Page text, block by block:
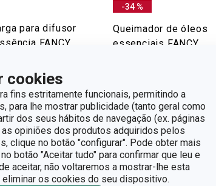
cookies
fins estritamente funcionais, permitindo a
para lhe mostrar publicidade (tanto geral como
dos seus hábitos de navegação (ex. páginas
opiniões dos produtos adquiridos pelos
clique no botão "configurar". Pode obter mais
botão "Aceitar tudo" para confirmar que leu e
aceitar, não voltaremos a mostrar-lhe esta
os cookies do seu dispositivo.
para difusor
FANCY
na loja online
COMPRAR
-34 %
Queimador de óleos
essenciais FANCY
€ 14,95
Disponível na loja online
Escolher cor